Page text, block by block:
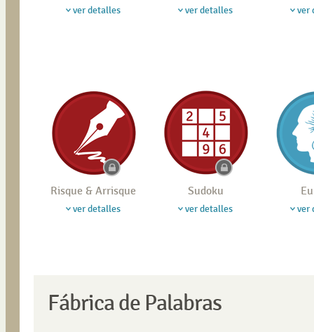
ver detalles ver detalles ver
Risque & Arrisque
ver detalles
Sudoku
ver detalles ver
Fábrica de Palabras